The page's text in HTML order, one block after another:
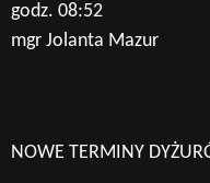
godz. 08:52
mgr Jolanta Mazur
NOWE TERMINY